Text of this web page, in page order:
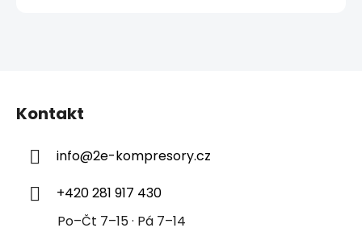
Kontakt
info@2e-kompresory.cz
+420 281 917 430
Po–Čt 7–15 · Pá 7–14